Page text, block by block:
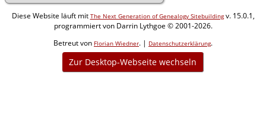
Diese Website läuft mit The Next Generation of Genealogy Sitebuildingv. 15.0.1,
programmiert von Darrin Lythgoe © 2001-2026.
Betreut von Florian Wiedner. | Datenschutzerklärung.
Zur Desktop-Webseite wechseln